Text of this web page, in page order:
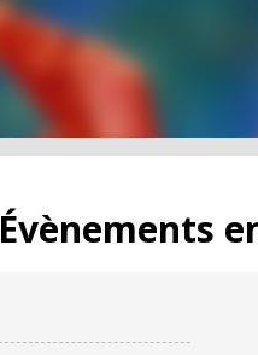
Évènements